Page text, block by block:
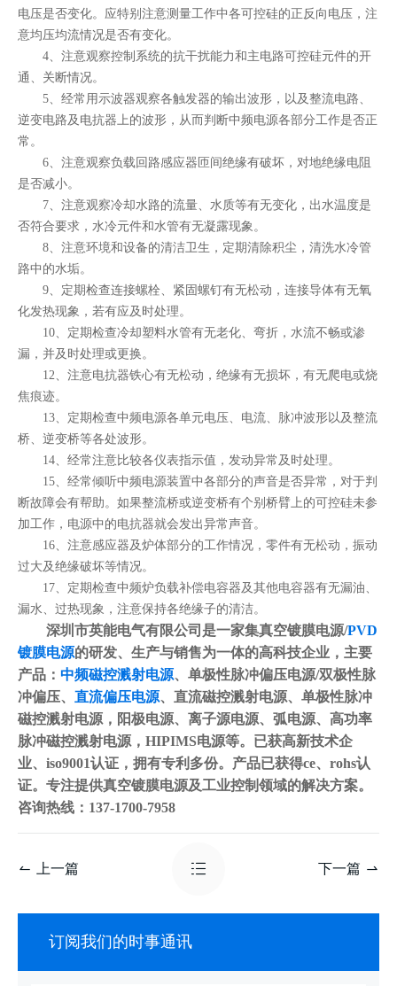
电压是否变化。应特别注意测量工作中各可控硅的正反向电压，注
意均压均流情况是否有变化。
4、注意观察控制系统的抗干扰能力和主电路可控硅元件的开
通、关断情况。
5、经常用示波器观察各触发器的输出波形，以及整流电路、
逆变电路及电抗器上的波形，从而判断中频电源各部分工作是否正
常。
6、注意观察负载回路感应器匝间绝缘有破坏，对地绝缘电阻
是否减小。
7、注意观察冷却水路的流量、水质等有无变化，出水温度是
否符合要求，水冷元件和水管有无凝露现象。
8、注意环境和设备的清洁卫生，定期清除积尘，清洗水冷管
路中的水垢。
9、定期检查连接螺栓、紧固螺钉有无松动，连接导体有无氧
化发热现象，若有应及时处理。
10、定期检查冷却塑料水管有无老化、弯折，水流不畅或渗
漏，并及时处理或更换。
12、注意电抗器铁心有无松动，绝缘有无损坏，有无爬电或烧
焦痕迹。
13、定期检查中频电源各单元电压、电流、脉冲波形以及整流
桥、逆变桥等各处波形。
14、经常注意比较各仪表指示值，发动异常及时处理。
15、经常倾听中频电源装置中各部分的声音是否异常，对于判
断故障会有帮助。如果整流桥或逆变桥有个别桥臂上的可控硅未参
加工作，电源中的电抗器就会发出异常声音。
16、注意感应器及炉体部分的工作情况，零件有无松动，振动
过大及绝缘破坏等情况。
17、定期检查中频炉负载补偿电容器及其他电容器有无漏油、
漏水、过热现象，注意保持各绝缘子的清洁。
深圳市英能电气有限公司是一家集真空镀膜电源/PVD
镀膜电源的研发、生产与销售为一体的高科技企业，主要
产品： 中频磁控溅射电源、单极性脉冲偏压电源/双极性脉
冲偏压、 直流偏压电源、直流磁控溅射电源、单极性脉冲
磁控溅射电源，阳极电源、离子源电源、弧电源、高功率
脉冲磁控溅射电源，HIPIMS电源等。已获高新技术企
业、iso9001认证，拥有专利多份。产品已获得ce、rohs认
证。专注提供真空镀膜电源及工业控制领域的解决方案。
咨询热线：137-1700-7958
上一篇 下一篇
订阅我们的时事通讯